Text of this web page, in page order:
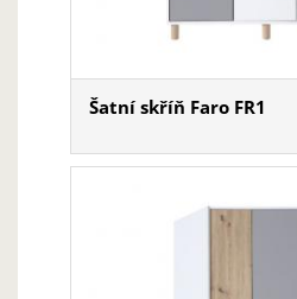
Šatní skříň Faro FR1